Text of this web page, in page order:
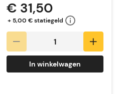
€ 31,50
+ 5,00 € statiegeld
In winkelwagen